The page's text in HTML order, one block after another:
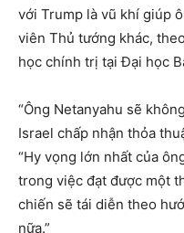
với Trump là vũ khí giúp
viên Thủ tướng khác,
học chính trị tại Đại học
“Ông Netanyahu sẽ
Israel chấp nhận thỏa
“Hy vọng lớn nhất của
trong việc đạt được một
chiến sẽ tái diễn theo
nữa.”